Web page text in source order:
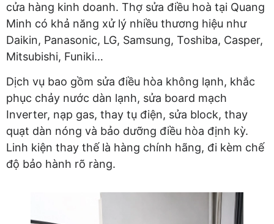
cửa hàng kinh doanh. Thợ sửa điều hoà tại Quang
Minh có khả năng xử lý nhiều thương hiệu như
Daikin, Panasonic, LG, Samsung, Toshiba, Casper,
Mitsubishi, Funiki…
Dịch vụ bao gồm sửa điều hòa không lạnh, khắc
phục chảy nước dàn lạnh, sửa board mạch
Inverter, nạp gas, thay tụ điện, sửa block, thay
quạt dàn nóng và bảo dưỡng điều hòa định kỳ.
Linh kiện thay thế là hàng chính hãng, đi kèm chế
độ bảo hành rõ ràng.